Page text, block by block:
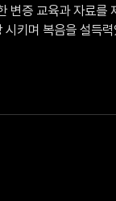
변증 교육과 자료를
키며 복음을 설득